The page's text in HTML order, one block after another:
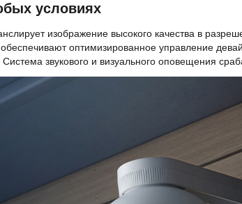
условиях
изображение высокого качества в
оптимизированное управление
звукового и визуального оповещения